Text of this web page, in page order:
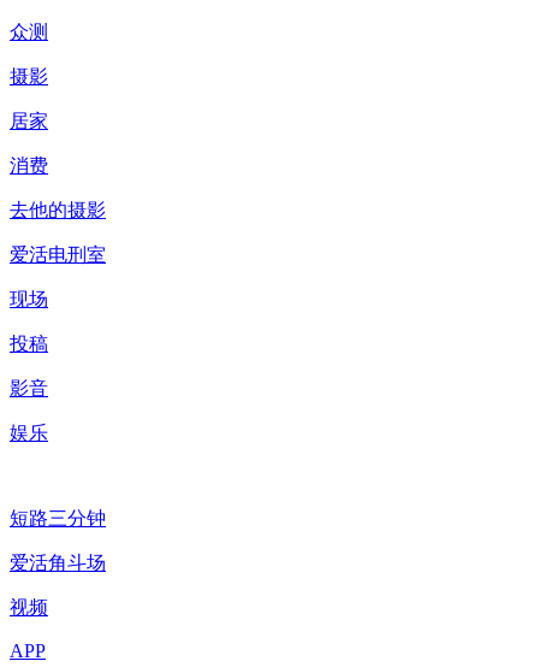
众测
摄影
居家
消费
去他的摄影
爱活电刑室
现场
投稿
影音
娱乐
短路三分钟
爱活角斗场
视频
APP